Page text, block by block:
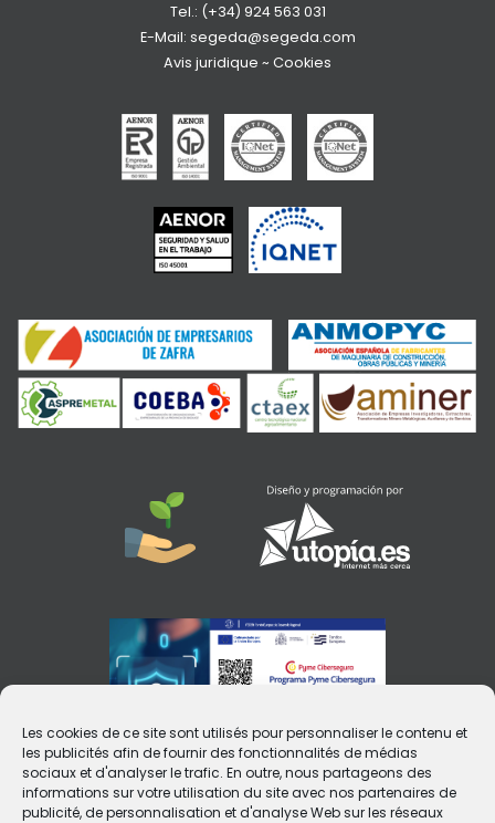
Les cookies de ce site sont utilisés pour personnaliser le contenu et
les publicités afin de fournir des fonctionnalités de médias
sociaux et d'analyser le trafic. En outre, nous partageons des
informations sur votre utilisation du site avec nos partenaires de
publicité, de personnalisation et d'analyse Web sur les réseaux
Tel.: (+34) 924 563 031
E-Mail: segeda@segeda.com
Avis juridique ~ Cookies